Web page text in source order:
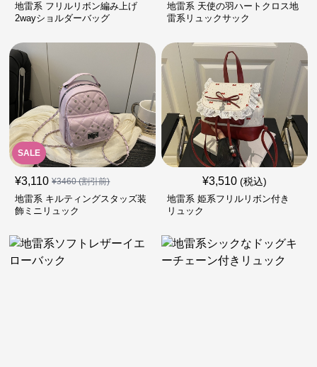
地雷系 フリルリボン編み上げ
2wayショルダーバッグ
地雷系 天使の羽ハートクロス地
雷系リュックサック
SALE
¥3,110 ¥3460(割引前)
地雷系 キルティングスタッズ装
飾ミニリュック
¥3,510 (税込)
地雷系 姫系フリルリボン付き
リュック